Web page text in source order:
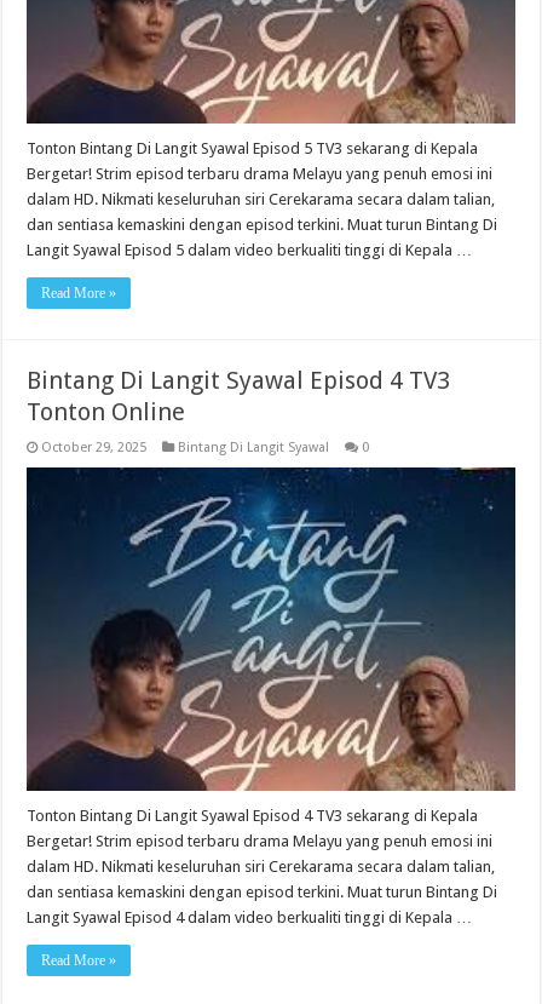
Tonton Bintang Di Langit Syawal Episod 5 TV3 sekarang di Kepala
Bergetar! Strim episod terbaru drama Melayu yang penuh emosi ini
dalam HD. Nikmati keseluruhan siri Cerekarama secara dalam talian,
dan sentiasa kemaskini dengan episod terkini. Muat turun Bintang Di
Langit Syawal Episod 5 dalam video berkualiti tinggi di Kepala …
Read More »
Bintang Di Langit Syawal Episod 4 TV3
Tonton Online
October 29, 2025 Bintang Di Langit Syawal 0
Tonton Bintang Di Langit Syawal Episod 4 TV3 sekarang di Kepala
Bergetar! Strim episod terbaru drama Melayu yang penuh emosi ini
dalam HD. Nikmati keseluruhan siri Cerekarama secara dalam talian,
dan sentiasa kemaskini dengan episod terkini. Muat turun Bintang Di
Langit Syawal Episod 4 dalam video berkualiti tinggi di Kepala …
Read More »